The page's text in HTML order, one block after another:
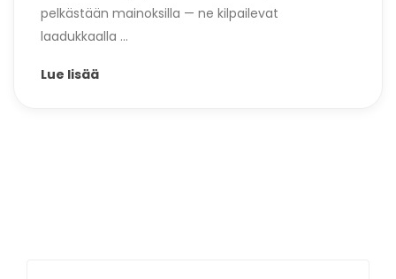
pelkästään mainoksilla — ne kilpailevat
laadukkaalla ...
Lue lisää